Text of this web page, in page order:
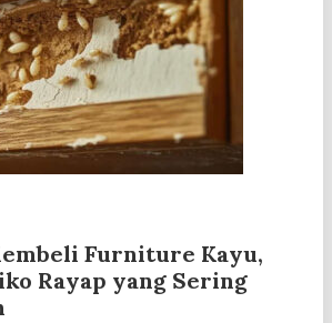
Furniture Kayu,
Rayap yang Sering